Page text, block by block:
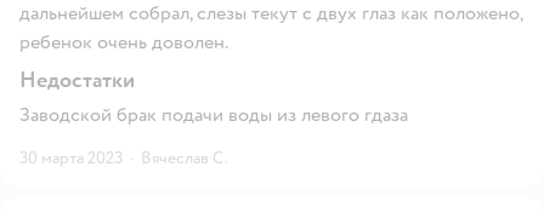
дальнейшем собрал, слезы текут с двух глаз как положено,
ребенок очень доволен.
Недостатки
Заводской брак подачи воды из левого гдаза
30 марта 2023 · Вячеслав С.